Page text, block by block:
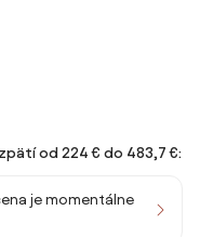
od 224 € do 483,7 €:
je momentálne